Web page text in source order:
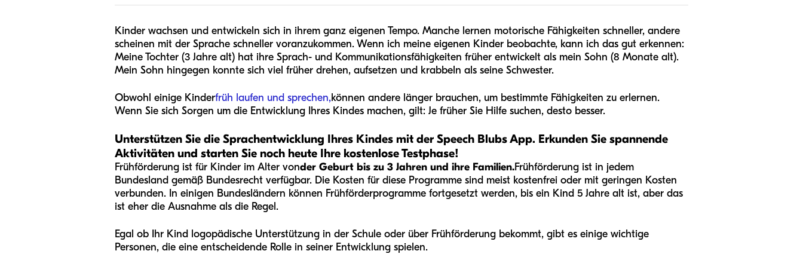
Kinder wachsen und entwickeln sich in ihrem ganz eigenen Tempo. Manche lernen motorische Fähigkeiten schneller, andere
scheinen mit der Sprache schneller voranzukommen. Wenn ich meine eigenen Kinder beobachte, kann ich das gut erkennen:
Meine Tochter (3 Jahre alt) hat ihre Sprach- und Kommunikationsfähigkeiten früher entwickelt als mein Sohn (8 Monate alt).
Mein Sohn hingegen konnte sich viel früher drehen, aufsetzen und krabbeln als seine Schwester.
Obwohl einige Kinderfrüh laufen und sprechen,können andere länger brauchen, um bestimmte Fähigkeiten zu erlernen.
Wenn Sie sich Sorgen um die Entwicklung Ihres Kindes machen, gilt: Je früher Sie Hilfe suchen, desto besser.
Unterstützen Sie die Sprachentwicklung Ihres Kindes mit der Speech Blubs App. Erkunden Sie spannende
Aktivitäten und starten Sie noch heute Ihre kostenlose Testphase!
Frühförderung ist für Kinder im Alter vonder Geburt bis zu 3 Jahren und ihre Familien.Frühförderung ist in jedem
Bundesland gemäß Bundesrecht verfügbar. Die Kosten für diese Programme sind meist kostenfrei oder mit geringen Kosten
verbunden. In einigen Bundesländern können Frühförderprogramme fortgesetzt werden, bis ein Kind 5 Jahre alt ist, aber das
ist eher die Ausnahme als die Regel.
Egal ob Ihr Kind logopädische Unterstützung in der Schule oder über Frühförderung bekommt, gibt es einige wichtige
Personen, die eine entscheidende Rolle in seiner Entwicklung spielen.